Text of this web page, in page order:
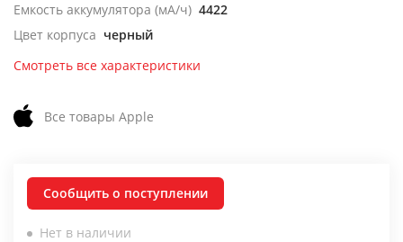
Емкость аккумулятора (мА/ч) 4422
Цвет корпуса черный
Смотреть все характеристики
Все товары Apple
Сообщить о поступлении
Нет в наличии